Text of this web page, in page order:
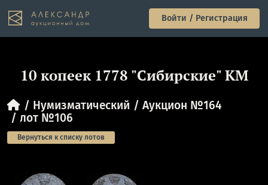
Войти / Регистрация
10 копеек 1778 "Сибирские" КМ
Нумизматический
Аукцион №164
лот №106
Вернуться к списку лотов